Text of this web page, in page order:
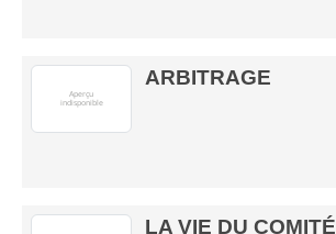
ARBITRAGE
LA VIE DU COMITÉ